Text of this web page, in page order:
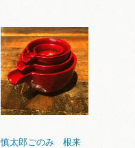
慎太郎ごのみ 根来